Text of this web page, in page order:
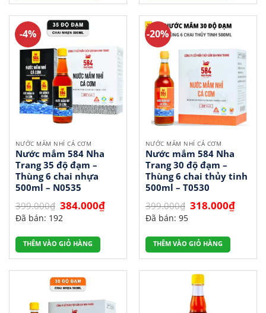
-4%
NƯỚC MẮM NHỈ CÁ CƠM
Nước mắm 584 Nha
Trang 35 độ đạm –
Thùng 6 chai nhựa
500ml – N0535
399.000₫ Giá
gốc
là:
384.000₫Giá
hiện
Đã bán: 192
THÊM VÀO GIỎ HÀNG
-20%
NƯỚC MẮM NHỈ CÁ CƠM
Nước mắm 584 Nha
Trang 30 độ đạm –
Thùng 6 chai thủy tinh
500ml – T0530
399.000₫ Giá
gốc
318.000₫Giá
hiện
Đã bán: 95
THÊM VÀO GIỎ HÀNG